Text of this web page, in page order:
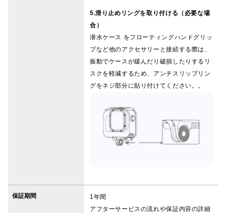
5.滑り止めリングを取り付ける（必要な場
合）
潜水ケース をフローティングハンドグリッ
プなど他のアクセサリーと接続する際は、
振動でケースが緩んだり破損したりするリ
スクを軽減するため、アンチスリップリン
グをネジ部分に貼り付けてください。。
保証期間
1年間
アフターサービスの流れや保証内容の詳細